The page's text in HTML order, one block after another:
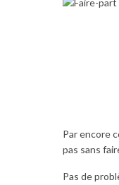
Par encore
pas sans
Pas de